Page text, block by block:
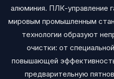
алюминия. ПЛК-управление
мировым промышленным
технологии образуют
очистки: от
повышающей
предварительную